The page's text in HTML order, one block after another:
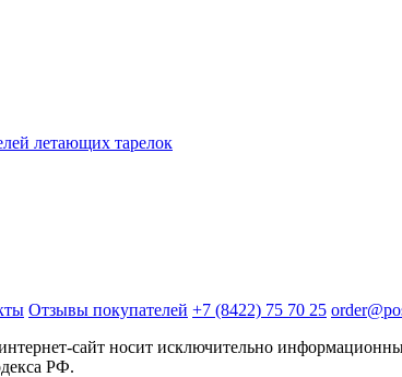
Отзывы покупателей +7 (8422) 75 70 25
сайт носит исключительно
РФ.